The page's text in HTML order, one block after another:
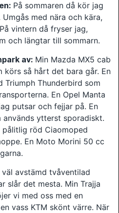
På sommaren då kör jag
med nära och kära,
vintern då fryser jag,
och längtar till sommarn.
av: Min Mazda MX5 cab
körs så hårt det bara går. En
Triumph Thunderbird som
En Opel Manta
putsar och fejjar på. En
ytterst sporadiskt.
röd Ciaomoped
En Moto Morini 50 cc
väl avstämd tvåventilad
slår det mesta. Min Trajja
vi med oss med en
vass KTM skönt värre. När